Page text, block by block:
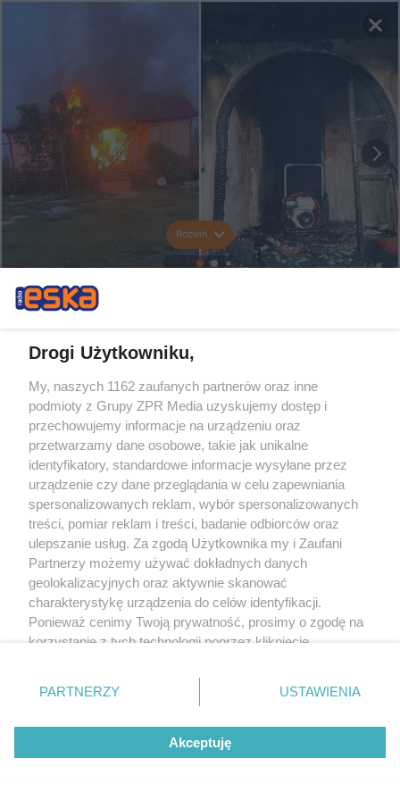
Rozwiń
Drogi Użytkowniku,
My, naszych 1162 zaufanych partnerów oraz inne
podmioty z Grupy ZPR Media uzyskujemy dostęp i
przechowujemy informacje na urządzeniu oraz
przetwarzamy dane osobowe, takie jak unikalne
identyfikatory, standardowe informacje wysyłane przez
urządzenie czy dane przeglądania w celu zapewniania
spersonalizowanych reklam, wybór spersonalizowanych
treści, pomiar reklam i treści, badanie odbiorców oraz
ulepszanie usług. Za zgodą Użytkownika my i Zaufani
Partnerzy możemy używać dokładnych danych
geolokalizacyjnych oraz aktywnie skanować
charakterystykę urządzenia do celów identyfikacji.
Ponieważ cenimy Twoją prywatność, prosimy o zgodę na
korzystanie z tych technologii poprzez kliknięcie
zmienić/wycofać klikając przycisk ustawień prywatności
znajdujący się w lewym dolnym rogu strony
rodzaje przetwarzania danych nie wymagają zgody
użytkownika, ale masz prawo sprzeciwić się takiemu
przetwarzaniu. Preferencje będą miały zastosowanie tylko
PARTNERZY USTAWIENIA
Akceptuję